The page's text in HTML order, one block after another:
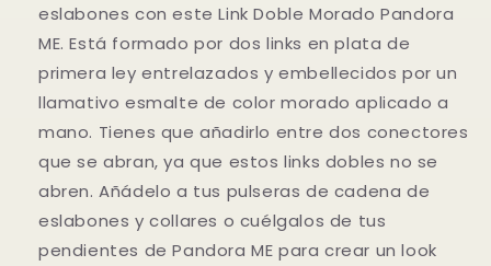
eslabones con este Link Doble Morado Pandora
ME. Está formado por dos links en plata de
primera ley entrelazados y embellecidos por un
llamativo esmalte de color morado aplicado a
mano. Tienes que añadirlo entre dos conectores
que se abran, ya que estos links dobles no se
abren. Añádelo a tus pulseras de cadena de
eslabones y collares o cuélgalos de tus
pendientes de Pandora ME para crear un look